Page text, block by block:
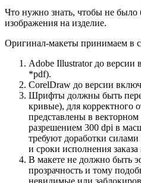
Что нужно знать, чтобы не было
изображения на изделие.
Оригинал-макеты принимаем в
Adobe Illustrator до версии
*pdf).
CorelDraw до версии
Шрифты должны быть
кривые), для корректного
представлены в
разрешением 300 dpi в
требуют доработки
и сроки исполнения
В макете не должно быть
прозрачность и тому
невидимые или